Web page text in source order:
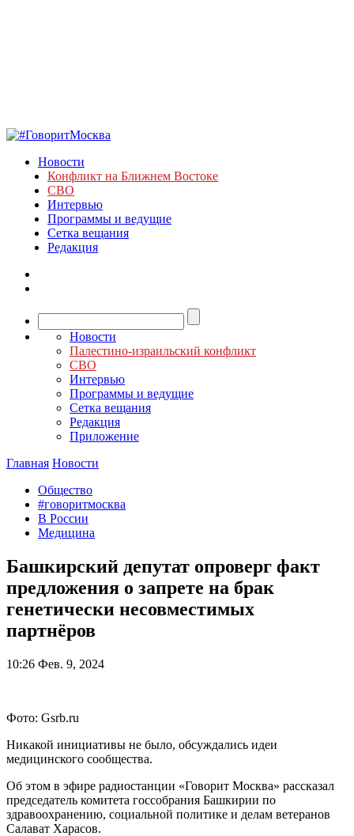
Новости
Конфликт на Ближнем Востоке
СВО
Интервью
Программы и ведущие
Сетка вещания
Редакция
Новости
Палестино-израильский конфликт
СВО
Интервью
Программы и ведущие
Сетка вещания
Редакция
Приложение
Главная Новости
Общество
#говоритмосква
В России
Медицина
Башкирский депутат опроверг факт
предложения о запрете на брак
генетически несовместимых
партнёров
10:26 Фев. 9, 2024
Фото: Gsrb.ru
Никакой инициативы не было, обсуждались идеи
медицинского сообщества.
Об этом в эфире радиостанции «Говорит Москва» рассказал
председатель комитета госсобрания Башкирии по
здравоохранению, социальной политике и делам ветеранов
Салават Харасов.